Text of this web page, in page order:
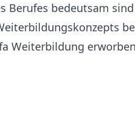
bedeutsam sind
Weiterbildung